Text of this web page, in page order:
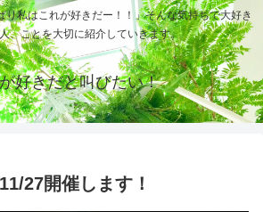
り私はこれが好きだー！！」そんな気持ちで大好き
、ことを大切に紹介していきます。
好きだと叫びたい！
27開催します！